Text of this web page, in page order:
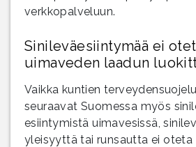
verkkopalveluun.
Sinileväesiintymää ei
uimaveden laadun
Vaikka kuntien
seuraavat Suomessa myös
esiintymistä uimavesissä,
yleisyyttä tai runsautta ei oteta